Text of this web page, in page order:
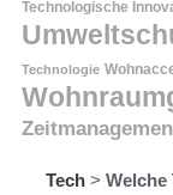
Technologische
Technologie
Tech > Welche